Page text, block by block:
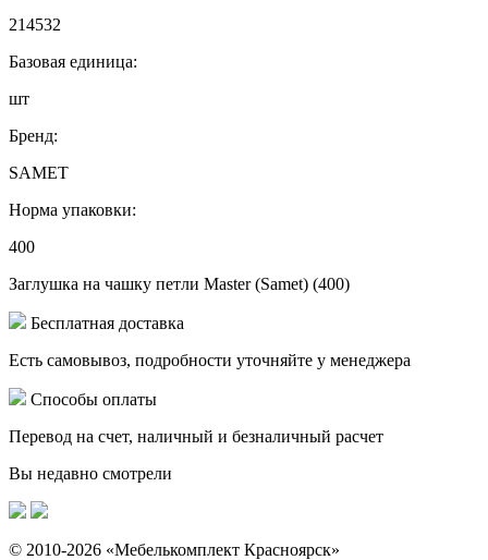
214532
Базовая единица:
шт
Бренд:
SAMET
Норма упаковки:
400
Заглушка на чашку петли Master (Samet) (400)
Бесплатная доставка
Есть самовывоз, подробности уточняйте у менеджера
Способы оплаты
Перевод на счет, наличный и безналичный расчет
Вы недавно смотрели
© 2010-2026 «Мебелькомплект Красноярск»